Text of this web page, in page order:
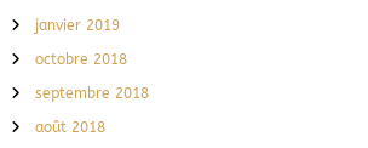
janvier 2019
octobre 2018
septembre 2018
août 2018